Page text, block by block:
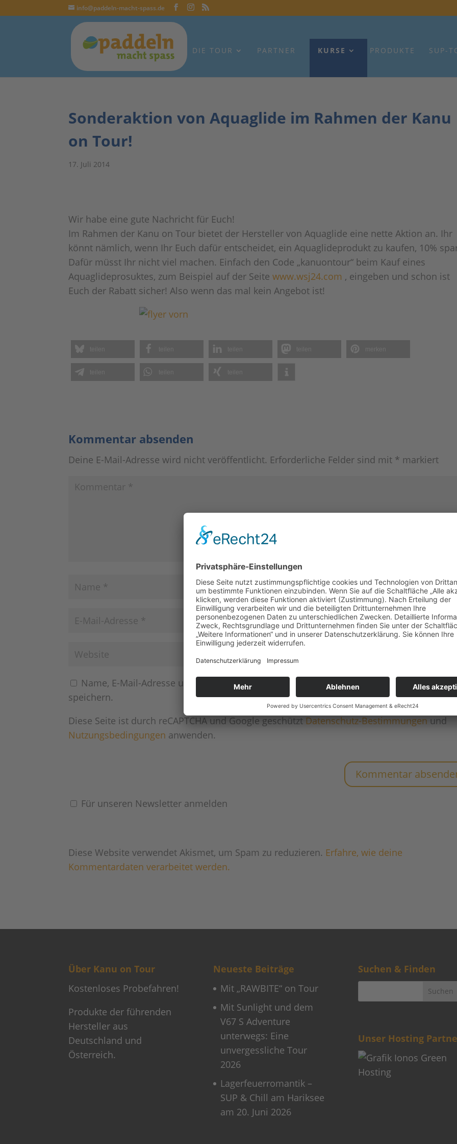
info@paddeln-macht-spass.de
DIE TOUR PARTNER KURSE PRODUKTE SUP-
Sonderaktion von Aquaglide im Rahmen der Kanu
on Tour!
17. Juli 2014
Wir habe eine gute Nachricht für Euch!
Im Rahmen der Kanu on Tour bietet der Hersteller von Aquaglide eine nette Aktion an. Ihr
könnt nämlich, wenn Ihr Euch dafür entscheidet, ein Aquaglideprodukt zu kaufen, 10%
Dafür müsst Ihr nicht viel machen. Einfach den Code „kanuontour“ beim Kauf eines
Aquaglideprosuktes, zum Beispiel auf der Seitewww.wsj24.com , eingeben und schon ist
Euch der Rabatt sicher! Also wenn das mal kein Angebot ist!
Kommentar absenden
Deine E-Mail-Adresse wird nicht veröffentlicht. Erforderliche Felder sind mit * markiert
Name, E-Mail-Adresse und Website in diesem Browser für meinen nächsten
speichern.
Diese Seite ist durch reCAPTCHA und Google geschützt Datenschutz-Bestimmungen und
Nutzungsbedingungen anwenden.
Für unseren Newsletter anmelden
Diese Website verwendet Akismet, um Spam zu reduzieren. Erfahre, wie deine
Kommentardaten verarbeitet werden.
Über Kanu on Tour
Kostenloses Probefahren!
Produkte der führenden
Hersteller aus
Deutschland und
Österreich.
Neueste Beiträge
Mit „RAWBITE“ on Tour
Mit Sunlight und dem
V67 S Adventure
unterwegs: Eine
unvergessliche Tour
2026
Lagerfeuerromantik –
SUP & Chill am Hariksee
am 20. Juni 2026
Suchen & Finden
Unser Hosting